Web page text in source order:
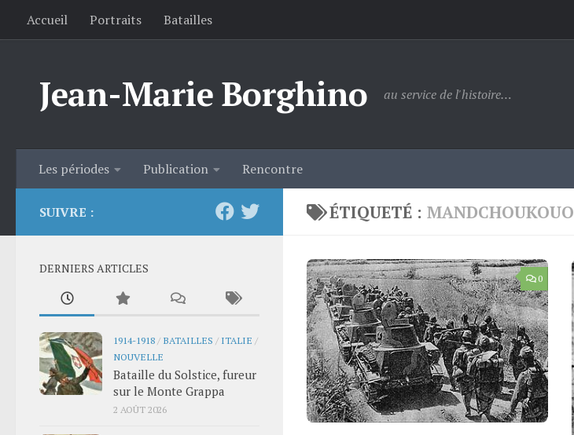
Skip to content
Accueil Portraits Batailles
Jean-Marie Borghino au service de l'histoire…
Les périodes Publication Rencontre
ÉTIQUETÉ : MANDCHOUKOUO
0
SUIVRE :
DERNIERS ARTICLES
1914-1918 / BATAILLES / ITALIE /
NOUVELLE
Bataille du Solstice, fureur
sur le Monte Grappa
2 AOÛT 2026